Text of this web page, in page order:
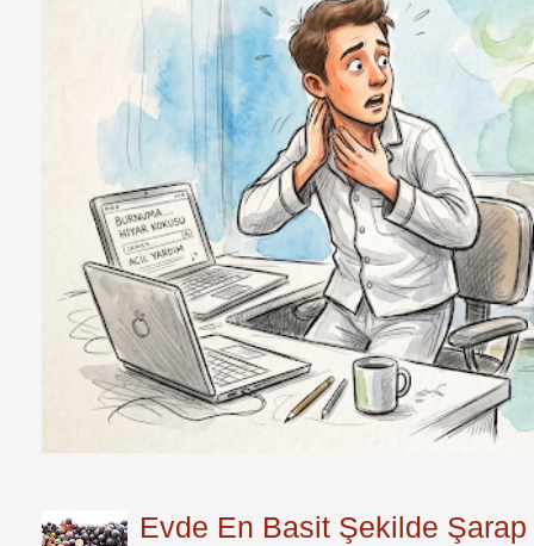
Evde En Basit Şekilde Şarap